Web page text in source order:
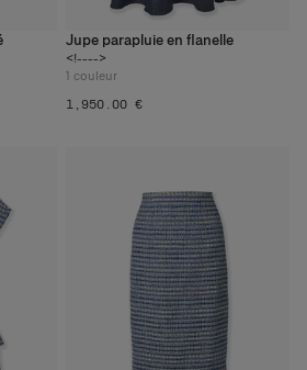
Jupe parapluie en flanelle
<!---->
1 couleur
‌1,950.00 €